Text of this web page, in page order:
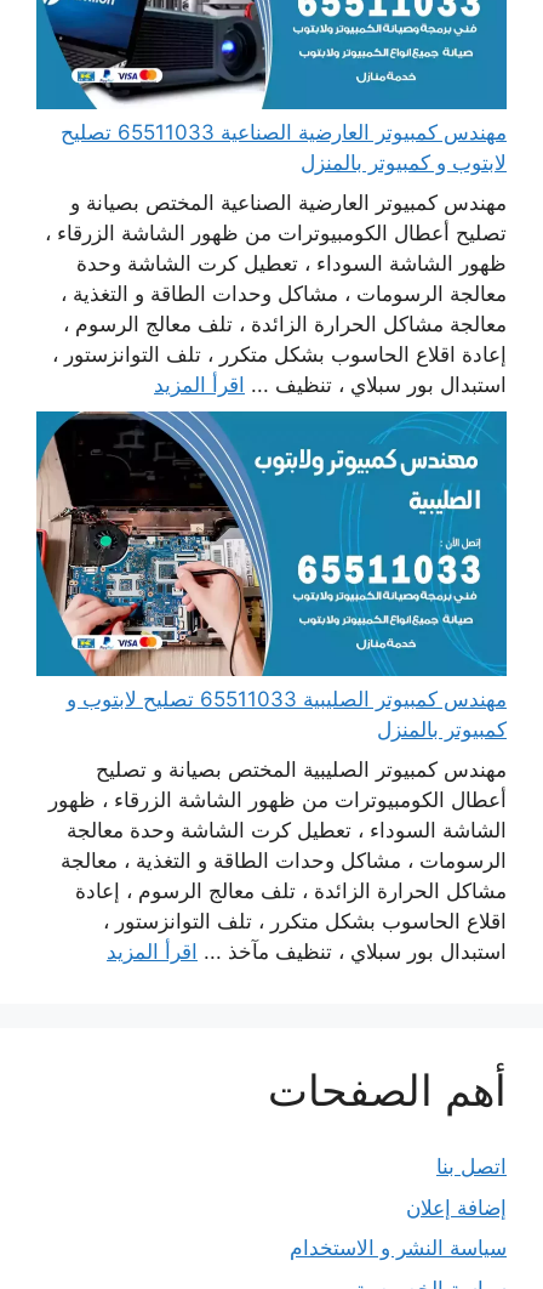
مهندس كمبيوتر العارضية الصناعية 65511033 تصليح
لابتوب و كمبيوتر بالمنزل
مهندس كمبيوتر العارضية الصناعية المختص بصيانة و
تصليح أعطال الكومبيوترات من ظهور الشاشة الزرقاء ،
ظهور الشاشة السوداء ، تعطيل كرت الشاشة وحدة
معالجة الرسومات ، مشاكل وحدات الطاقة و التغذية ،
معالجة مشاكل الحرارة الزائدة ، تلف معالج الرسوم ،
إعادة اقلاع الحاسوب بشكل متكرر ، تلف التوانزستور ،
استبدال بور سبلاي ، تنظيف ... اقرأ المزيد
مهندس كمبيوتر الصليبية 65511033 تصليح لابتوب و
كمبيوتر بالمنزل
مهندس كمبيوتر الصليبية المختص بصيانة و تصليح
أعطال الكومبيوترات من ظهور الشاشة الزرقاء ، ظهور
الشاشة السوداء ، تعطيل كرت الشاشة وحدة معالجة
الرسومات ، مشاكل وحدات الطاقة و التغذية ، معالجة
مشاكل الحرارة الزائدة ، تلف معالج الرسوم ، إعادة
اقلاع الحاسوب بشكل متكرر ، تلف التوانزستور ،
استبدال بور سبلاي ، تنظيف مآخذ ... اقرأ المزيد
أهم الصفحات
اتصل بنا
إضافة إعلان
سياسة النشر و الاستخدام